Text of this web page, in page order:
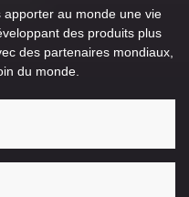
au monde une vie
des produits plus
des partenaires mondiaux,
du monde.